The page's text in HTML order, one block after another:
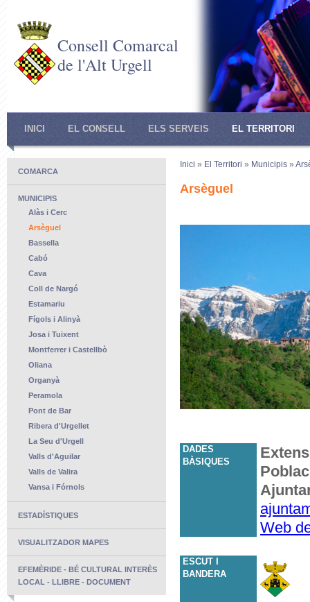
Consell Comarcal
de l'Alt Urgell
INICI EL CONSELL ELS SERVEIS EL TERRITORI
COMARCA
MUNICIPIS
Alàs i Cerc
Arsèguel
Bassella
Cabó
Cava
Coll de Nargó
Estamariu
Fígols i Alinyà
Josa i Tuixent
Montferrer i Castellbò
Oliana
Organyà
Peramola
Pont de Bar
Ribera d'Urgellet
La Seu d'Urgell
Valls d'Aguilar
Valls de Valira
Vansa i Fórnols
ESTADÍSTIQUES
VISUALITZADOR MAPES
EFEMÈRIDE - BÉ CULTURAL INTERÈS
LOCAL - LLIBRE - DOCUMENT
Inici » El Territori » Municipis »
Arsèguel
DADES
BÀSIQUES
Web
ESCUT I
BANDERA